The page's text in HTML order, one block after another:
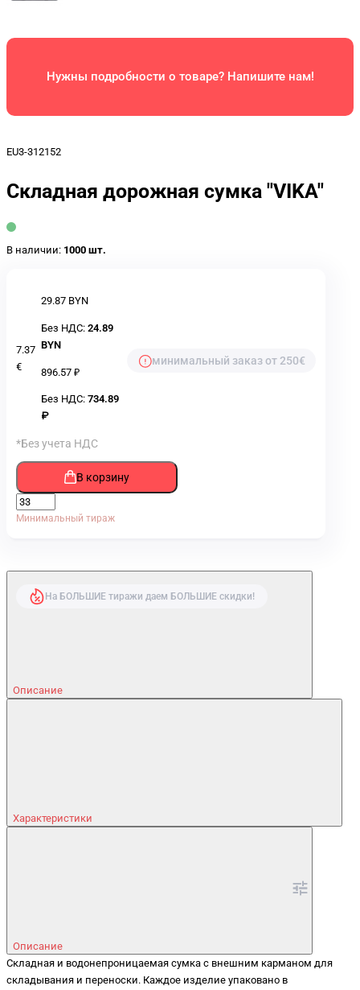
Нужны подробности о товаре? Напишите нам!
EU3-312152
Складная дорожная сумка "VIKA"
В наличии: 1000 шт.
7.37
€
29.87 BYN
Без НДС: 24.89
BYN
896.57 ₽
Без НДС: 734.89
₽
минимальный заказ от 250€
*Без учета НДС
В корзину
Минимальный тираж
На БОЛЬШИЕ тиражи даем БОЛЬШИЕ скидки!
Описание
Характеристики
Описание
Складная и водонепроницаемая сумка с внешним карманом для
складывания и переноски. Каждое изделие упаковано в